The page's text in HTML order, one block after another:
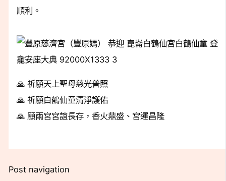
順利。
🙏 祈願天上聖母慈光普照
🙏 祈願白鶴仙童清淨護佑
🙏 願兩宮宮誼長存，香火鼎盛、宮運昌隆
Post navigation